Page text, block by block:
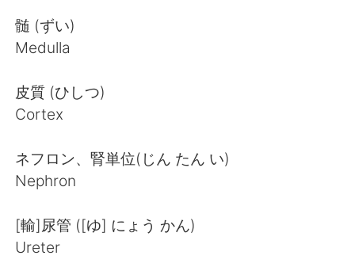
髄 (ずい)
Medulla
皮質 (ひしつ)
Cortex
ネフロン、腎単位(じん たん い)
Nephron
[輸]尿管 ([ゆ] にょう かん)
Ureter